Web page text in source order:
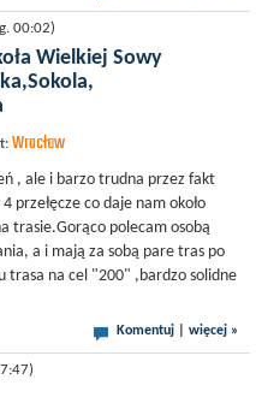
00:02)
Wielkiej Sowy
Wrocław
, ale i barzo trudna przez fakt
przełęcze co daje nam około
trasie.Gorąco polecam osobą
a i mają za sobą pare tras po
trasa na cel "200" ,bardzo solidne
Komentuj więcej »